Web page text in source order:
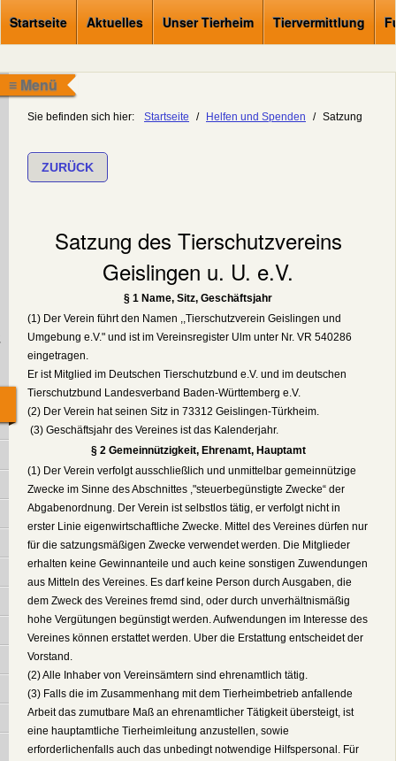
Startseite Aktuelles Unser Tierheim Tiervermittlung
≡ Menü
Sie befinden sich hier: Startseite / Helfen und Spenden / Satzung
ZURÜCK
Satzung des Tierschutzvereins
Geislingen u. U. e.V.
§ 1 Name, Sitz, Geschäftsjahr
(1) Der Verein führt den Namen ,,Tierschutzverein Geislingen und
Umgebung e.V." und ist im Vereinsregister Ulm unter Nr. VR 540286
eingetragen.
Er ist Mitglied im Deutschen Tierschutzbund e.V. und im deutschen
Tierschutzbund Landesverband Baden-Württemberg e.V.
(2) Der Verein hat seinen Sitz in 73312 Geislingen-Türkheim.
(3) Geschäftsjahr des Vereines ist das Kalenderjahr.
§ 2 Gemeinnützigkeit, Ehrenamt, Hauptamt
(1) Der Verein verfolgt ausschließlich und unmittelbar gemeinnützige
Zwecke im Sinne des Abschnittes ,"steuerbegünstigte Zwecke“ der
Abgabenordnung. Der Verein ist selbstlos tätig, er verfolgt nicht in
erster Linie eigenwirtschaftliche Zwecke. Mittel des Vereines dürfen nur
für die satzungsmäßigen Zwecke verwendet werden. Die Mitglieder
erhalten keine Gewinnanteile und auch keine sonstigen Zuwendungen
aus Mitteln des Vereines. Es darf keine Person durch Ausgaben, die
dem Zweck des Vereines fremd sind, oder durch unverhältnismäßig
hohe Vergütungen begünstigt werden. Aufwendungen im Interesse des
Vereines können erstattet werden. Uber die Erstattung entscheidet der
Vorstand.
(2) Alle Inhaber von Vereinsämtern sind ehrenamtlich tätig.
(3) Falls die im Zusammenhang mit dem Tierheimbetrieb anfallende
Arbeit das zumutbare Maß an ehrenamtlicher Tätigkeit übersteigt, ist
eine hauptamtliche Tierheimleitung anzustellen, sowie
erforderlichenfalls auch das unbedingt notwendige Hilfspersonal. Für